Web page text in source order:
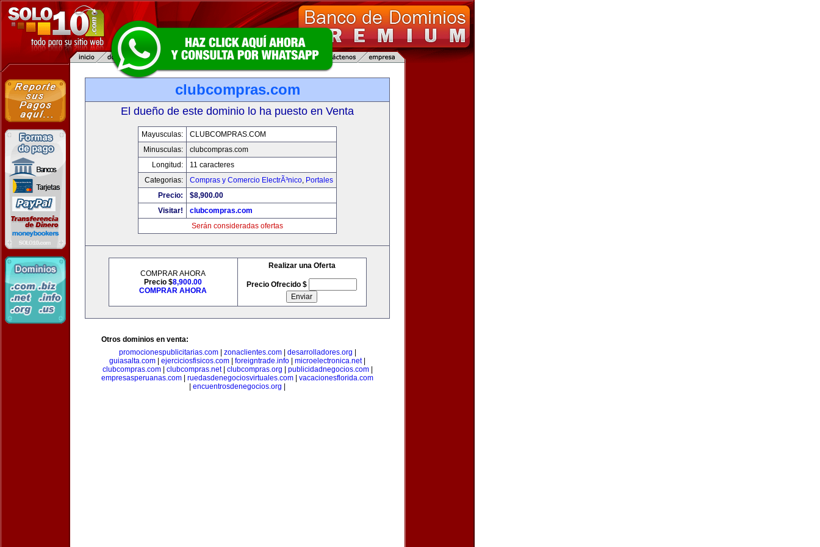
clubcompras.com
El dueño de este dominio lo ha puesto en Venta
Mayusculas:
CLUBCOMPRAS.COM
Minusculas:
clubcompras.com
Longitud:
11 caracteres
Categorias:
Compras y Comercio ElectrÃ³nico, Portales
Precio:
$8,900.00
Visitar!
clubcompras.com
Serán consideradas ofertas
COMPRAR AHORA
Precio $8,900.00
COMPRAR AHORA
Realizar una Oferta
Precio Ofrecido $
Otros dominios en venta:
promocionespublicitarias.com| zonaclientes.com| desarrolladores.org
guiasalta.com
ejerciciosfisicos.com foreigntrade.info microelectronica.net|
clubcompras.com| clubcompras.net| clubcompras.org publicidadnegocios.com|
empresasperuanas.com
ruedasdenegociosvirtuales.com
vacacionesflorida.com
encuentrosdenegocios.org